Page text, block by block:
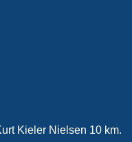
Kieler Nielsen 10 km.